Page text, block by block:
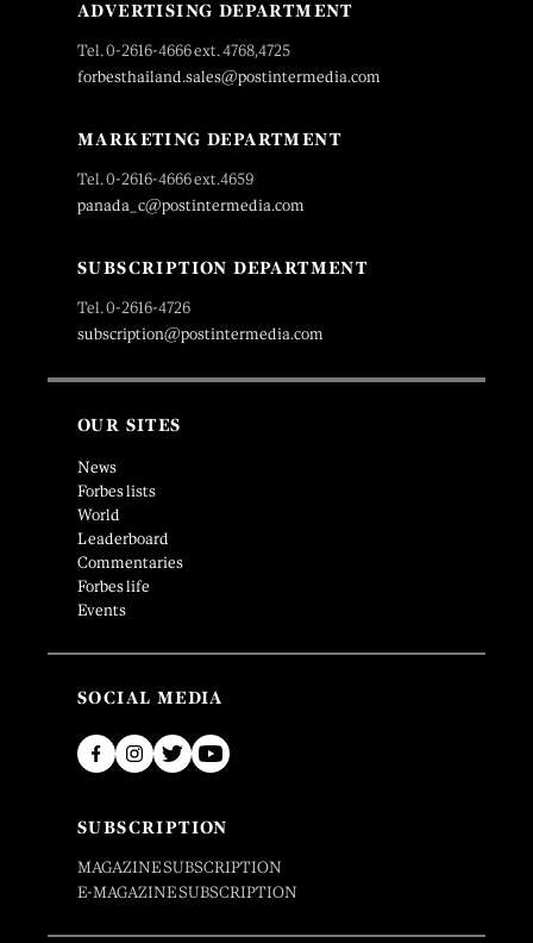
ADVERTISING DEPARTMENT
Tel. 0-2616-4666 ext. 4768,4725
forbesthailand.sales@postintermedia.com
MARKETING DEPARTMENT
Tel. 0-2616-4666 ext.4659
panada_c@postintermedia.com
SUBSCRIPTION DEPARTMENT
Tel. 0-2616-4726
subscription@postintermedia.com
OUR SITES
News
Forbes lists
World
Leaderboard
Commentaries
Forbes life
Events
SOCIAL MEDIA
SUBSCRIPTION
MAGAZINE SUBSCRIPTION
E-MAGAZINE SUBSCRIPTION